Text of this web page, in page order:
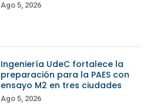
Ago 5, 2026
Ingeniería UdeC fortalece la
preparación para la PAES con
ensayo M2 en tres ciudades
Ago 5, 2026